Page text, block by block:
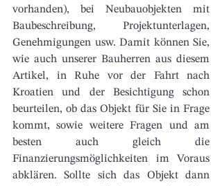
vorhanden), bei Neubauobjekten mit
Baubeschreibung, Projektunterlagen,
Genehmigungen usw. Damit können Sie,
wie auch unserer Bauherren aus diesem
Artikel, in Ruhe vor der Fahrt nach
Kroatien und der Besichtigung schon
beurteilen, ob das Objekt für Sie in Frage
kommt, sowie weitere Fragen und am
besten auch gleich die
Finanzierungsmöglichkeiten im Voraus
abklären. Sollte sich das Objekt dann